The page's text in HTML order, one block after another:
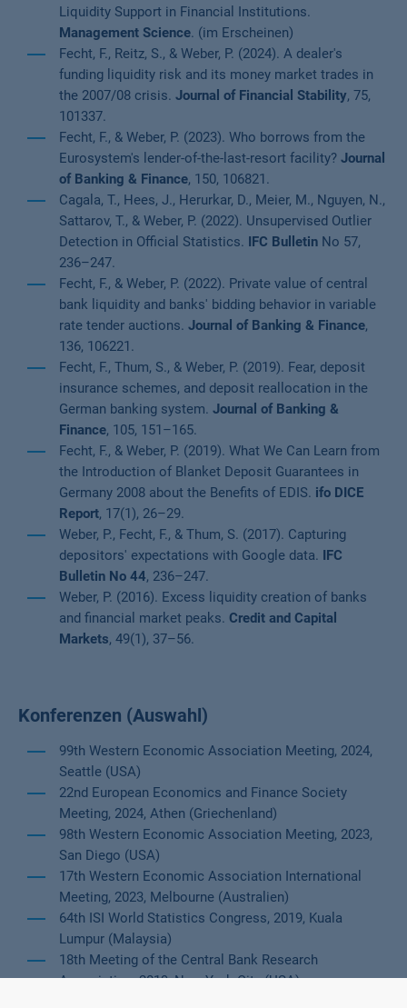
Liquidity Support in Financial Institutions.
Management Science. (im Erscheinen)
Fecht, F., Reitz, S., & Weber, P. (2024). A dealer's
funding liquidity risk and its money market trades in
the 2007/08 crisis. Journal of Financial Stability, 75,
101337.
Fecht, F., & Weber, P. (2023). Who borrows from the
Eurosystem's lender-of-the-last-resort facility? Journal
of Banking & Finance, 150, 106821.
Cagala, T., Hees, J., Herurkar, D., Meier, M., Nguyen, N.,
Sattarov, T., & Weber, P. (2022). Unsupervised Outlier
Detection in Official Statistics. IFC Bulletin No 57,
236–247.
Fecht, F., & Weber, P. (2022). Private value of central
bank liquidity and banks' bidding behavior in variable
rate tender auctions. Journal of Banking & Finance,
136, 106221.
Fecht, F., Thum, S., & Weber, P. (2019). Fear, deposit
insurance schemes, and deposit reallocation in the
German banking system. Journal of Banking &
Finance, 105, 151–165.
Fecht, F., & Weber, P. (2019). What We Can Learn from
the Introduction of Blanket Deposit Guarantees in
Germany 2008 about the Benefits of EDIS. ifo DICE
Report, 17(1), 26–29.
Weber, P., Fecht, F., & Thum, S. (2017). Capturing
depositors' expectations with Google data. IFC
Bulletin No 44, 236–247.
Weber, P. (2016). Excess liquidity creation of banks
and financial market peaks. Credit and Capital
Markets, 49(1), 37–56.
Konferenzen (Auswahl)
99th Western Economic Association Meeting, 2024,
Seattle (USA)
22nd European Economics and Finance Society
Meeting, 2024, Athen (Griechenland)
98th Western Economic Association Meeting, 2023,
San Diego (USA)
17th Western Economic Association International
Meeting, 2023, Melbourne (Australien)
64th ISI World Statistics Congress, 2019, Kuala
Lumpur (Malaysia)
18th Meeting of the Central Bank Research
Association, 2019, New York City (USA)